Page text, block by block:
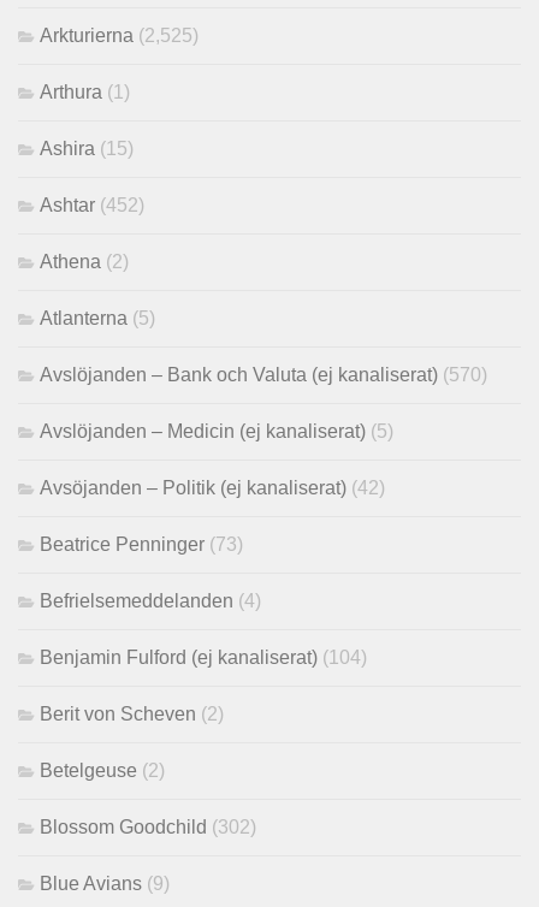
Arkturierna (2,525)
Arthura (1)
Ashira (15)
Ashtar (452)
Athena (2)
Atlanterna (5)
Avslöjanden – Bank och Valuta (ej kanaliserat) (570)
Avslöjanden – Medicin (ej kanaliserat) (5)
Avsöjanden – Politik (ej kanaliserat) (42)
Beatrice Penninger (73)
Befrielsemeddelanden (4)
Benjamin Fulford (ej kanaliserat) (104)
Berit von Scheven (2)
Betelgeuse (2)
Blossom Goodchild (302)
Blue Avians (9)